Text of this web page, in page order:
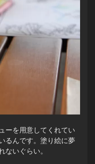
ーを用意してくれてい
るんです。塗り絵に夢
ないぐらい。